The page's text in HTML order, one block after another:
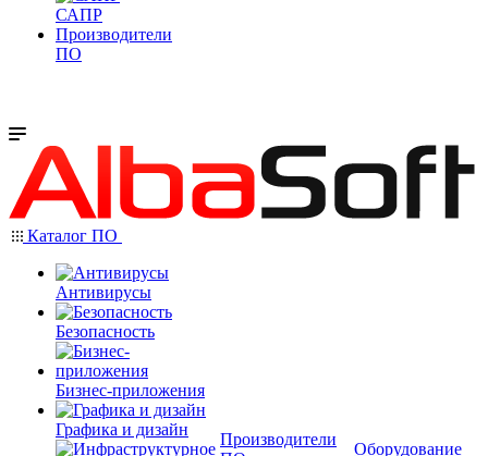
САПР
Производители
ПО
Каталог ПО
Антивирусы
Безопасность
Бизнес-приложения
Графика и дизайн
Производители
Оборудование